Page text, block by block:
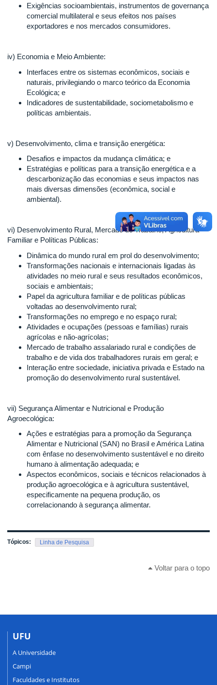
Exigências socioambientais, instrumentos de governança
comercial multilateral e seus efeitos nos países
exportadores e nos mercados consumidores.
iv) Economia e Meio Ambiente:
Interfaces entre os sistemas econômicos, sociais e
naturais, privilegiando o marco teórico da Economia
Ecológica; e
Indicadores de sustentabilidade, sociometabolismo e
políticas ambientais.
v) Desenvolvimento, clima e transição energética:
Desafios e impactos da mudança climática; e
Estratégias e políticas para a transição energética e a
descarbonização das economias e seus impactos nas
mais diversas dimensões (econômica, social e
ambiental).
vi) Desenvolvimento Rural, Mercado de Trabalho, Agricultura
Familiar e Políticas Públicas:
Dinâmica do mundo rural em prol do desenvolvimento;
Transformações nacionais e internacionais ligadas às
atividades no meio rural e seus resultados econômicos,
sociais e ambientais;
Papel da agricultura familiar e de políticas públicas
voltadas ao desenvolvimento rural;
Transformações no emprego e no espaço rural;
Atividades e ocupações (pessoas e famílias) rurais
agrícolas e não-agrícolas;
Mercado de trabalho assalariado rural e condições de
trabalho e de vida dos trabalhadores rurais em geral; e
Interação entre sociedade, iniciativa privada e Estado na
promoção do desenvolvimento rural sustentável.
vii) Segurança Alimentar e Nutricional e Produção
Agroecológica:
Ações e estratégias para a promoção da Segurança
Alimentar e Nutricional (SAN) no Brasil e América Latina
com ênfase no desenvolvimento sustentável e no direito
humano à alimentação adequada; e
Aspectos econômicos, sociais e técnicos relacionados à
produção agroecológica e à agricultura sustentável,
especificamente na pequena produção, os
correlacionando à segurança alimentar.
Tópicos: Linha de Pesquisa
Voltar para o topo
UFU
A Universidade
Campi
Faculdades e Institutos